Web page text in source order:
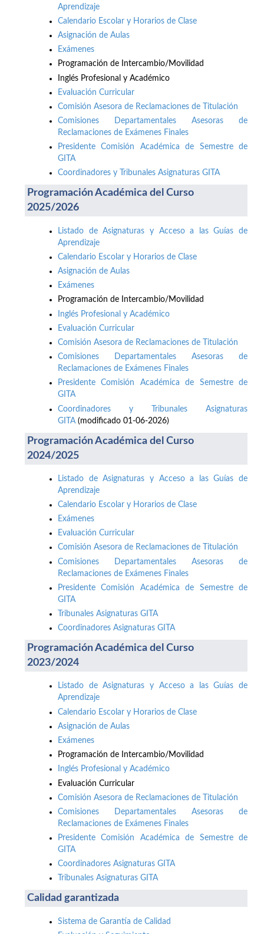
Aprendizaje
Calendario Escolar y Horarios de Clase
Asignación de Aulas
Exámenes
Programación de Intercambio/Movilidad
Inglés Profesional y Académico
Evaluación Curricular
Comisión Asesora de Reclamaciones de Titulación
Comisiones Departamentales Asesoras de
Reclamaciones de Exámenes Finales
Presidente Comisión Académica de Semestre de
GITA
Coordinadores y Tribunales Asignaturas GITA
Programación Académica del Curso
2025/2026
Listado de Asignaturas y Acceso a las Guías de
Aprendizaje
Calendario Escolar y Horarios de Clase
Asignación de Aulas
Exámenes
Programación de Intercambio/Movilidad
Inglés Profesional y Académico
Evaluación Curricular
Comisión Asesora de Reclamaciones de Titulación
Comisiones Departamentales Asesoras de
Reclamaciones de Exámenes Finales
Presidente Comisión Académica de Semestre de
GITA
Coordinadores y Tribunales Asignaturas
GITA (modificado 01-06-2026)
Programación Académica del Curso
2024/2025
Listado de Asignaturas y Acceso a las Guías de
Aprendizaje
Calendario Escolar y Horarios de Clase
Exámenes
Evaluación Curricular
Comisión Asesora de Reclamaciones de Titulación
Comisiones Departamentales Asesoras de
Reclamaciones de Exámenes Finales
Presidente Comisión Académica de Semestre de
GITA
Tribunales Asignaturas GITA
Coordinadores Asignaturas GITA
Programación Académica del Curso
2023/2024
Listado de Asignaturas y Acceso a las Guías de
Aprendizaje
Calendario Escolar y Horarios de Clase
Asignación de Aulas
Exámenes
Programación de Intercambio/Movilidad
Inglés Profesional y Académico
Evaluación Curricular
Comisión Asesora de Reclamaciones de Titulación
Comisiones Departamentales Asesoras de
Reclamaciones de Exámenes Finales
Presidente Comisión Académica de Semestre de
GITA
Coordinadores Asignaturas GITA
Tribunales Asignaturas GITA
Calidad garantizada
Sistema de Garantía de Calidad